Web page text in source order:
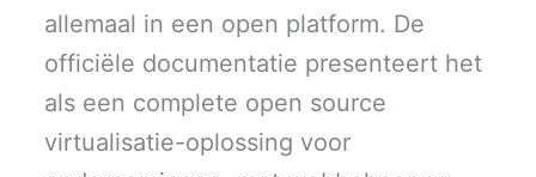
allemaal in een open platform. De
officiële documentatie presenteert het
als een complete open source
virtualisatie-oplossing voor